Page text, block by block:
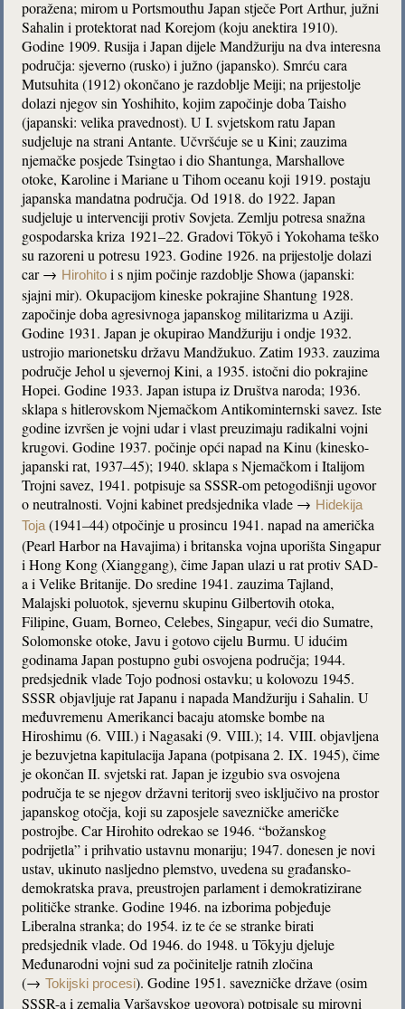
poražena; mirom u Portsmouthu Japan stječe Port Arthur, južni
Sahalin i protektorat nad Korejom (koju anektira 1910).
Godine 1909. Rusija i Japan dijele Mandžuriju na dva interesna
područja: sjeverno (rusko) i južno (japansko). Smrću cara
Mutsuhita (1912) okončano je razdoblje Meiji; na prijestolje
dolazi njegov sin Yoshihito, kojim započinje doba Taisho
(japanski: velika pravednost). U I. svjetskom ratu Japan
sudjeluje na strani Antante. Učvršćuje se u Kini; zauzima
njemačke posjede Tsingtao i dio Shantunga, Marshallove
otoke, Karoline i Mariane u Tihom oceanu koji 1919. postaju
japanska mandatna područja. Od 1918. do 1922. Japan
sudjeluje u intervenciji protiv Sovjeta. Zemlju potresa snažna
gospodarska kriza 1921–22. Gradovi Tōkyō i Yokohama teško
su razoreni u potresu 1923. Godine 1926. na prijestolje dolazi
car → Hirohito i s njim počinje razdoblje Showa (japanski:
sjajni mir). Okupacijom kineske pokrajine Shantung 1928.
započinje doba agresivnoga japanskog militarizma u Aziji.
Godine 1931. Japan je okupirao Mandžuriju i ondje 1932.
ustrojio marionetsku državu Mandžukuo. Zatim 1933. zauzima
područje Jehol u sjevernoj Kini, a 1935. istočni dio pokrajine
Hopei. Godine 1933. Japan istupa iz Društva naroda; 1936.
sklapa s hitlerovskom Njemačkom Antikominternski savez. Iste
godine izvršen je vojni udar i vlast preuzimaju radikalni vojni
krugovi. Godine 1937. počinje opći napad na Kinu (kinesko-
japanski rat, 1937–45); 1940. sklapa s Njemačkom i Italijom
Trojni savez, 1941. potpisuje sa SSSR-om petogodišnji ugovor
o neutralnosti. Vojni kabinet predsjednika vlade → Hidekija
Toja (1941–44) otpočinje u prosincu 1941. napad na američka
(Pearl Harbor na Havajima) i britanska vojna uporišta Singapur
i Hong Kong (Xianggang), čime Japan ulazi u rat protiv SAD-
a i Velike Britanije. Do sredine 1941. zauzima Tajland,
Malajski poluotok, sjevernu skupinu Gilbertovih otoka,
Filipine, Guam, Borneo, Celebes, Singapur, veći dio Sumatre,
Solomonske otoke, Javu i gotovo cijelu Burmu. U idućim
godinama Japan postupno gubi osvojena područja; 1944.
predsjednik vlade Tojo podnosi ostavku; u kolovozu 1945.
SSSR objavljuje rat Japanu i napada Mandžuriju i Sahalin. U
međuvremenu Amerikanci bacaju atomske bombe na
Hiroshimu (6. VIII.) i Nagasaki (9. VIII.); 14. VIII. objavljena
je bezuvjetna kapitulacija Japana (potpisana 2. IX. 1945), čime
je okončan II. svjetski rat. Japan je izgubio sva osvojena
područja te se njegov državni teritorij sveo isključivo na prostor
japanskog otočja, koji su zaposjele savezničke američke
postrojbe. Car Hirohito odrekao se 1946. “božanskog
podrijetla” i prihvatio ustavnu monariju; 1947. donesen je novi
ustav, ukinuto nasljedno plemstvo, uvedena su građansko-
demokratska prava, preustrojen parlament i demokratizirane
političke stranke. Godine 1946. na izborima pobjeđuje
Liberalna stranka; do 1954. iz te će se stranke birati
predsjednik vlade. Od 1946. do 1948. u Tōkyju djeluje
Međunarodni vojni sud za počinitelje ratnih zločina
(→Tokijski procesi). Godine 1951. savezničke države (osim
SSSR-a i zemalja Varšavskog ugovora) potpisale su mirovni